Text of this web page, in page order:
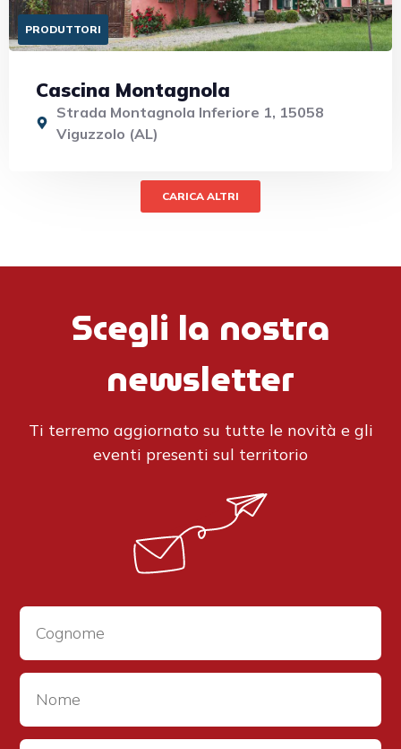
PRODUTTORI
Cascina Montagnola
Strada Montagnola Inferiore 1, 15058
Viguzzolo (AL)
CARICA ALTRI
Scegli la nostra
newsletter
Ti terremo aggiornato su tutte le novità e gli
eventi presenti sul territorio